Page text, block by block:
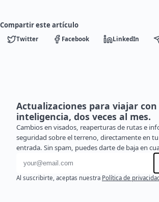
Compartir este artículo
Twitter Facebook LinkedIn
Actualizaciones para viajar con
inteligencia, dos veces al mes.
Cambios en visados, reaperturas de rutas e
seguridad sobre el terreno, directamente en
entrada. Sin spam, puedes darte de baja en
Dirección de correo electrónico
Al suscribirte, aceptas nuestra Política de